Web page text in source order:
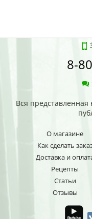
8-
Вся
О магазине
Как сделать
Доставка и
Рецепты
Статьи
Отзывы